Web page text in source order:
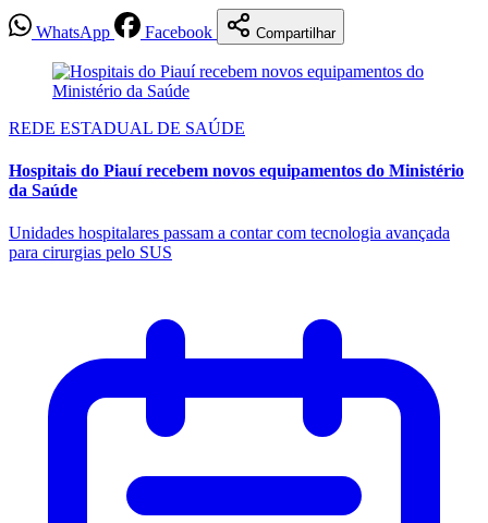
WhatsApp Facebook Compartilhar
REDE ESTADUAL DE SAÚDE
Hospitais do Piauí recebem novos equipamentos do Ministério
da Saúde
Unidades hospitalares passam a contar com tecnologia avançada
para cirurgias pelo SUS